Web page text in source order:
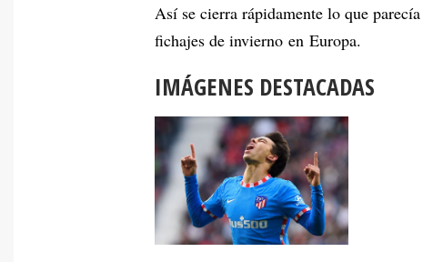
Así se cierra rápidamente lo que
fichajes de invierno en Europa.
IMÁGENES DESTACADAS